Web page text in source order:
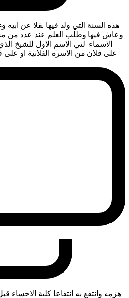
هذه السنة التي ولد فيها نقلا عن ابيه
وعاش فيها وطلب العلم عند عدد من
الاسماء التي الاسم الاول للشيخ
على فلان من الاسرة الفلانية او
هزمه وانتفع به انتفاعا كلية الاحساء